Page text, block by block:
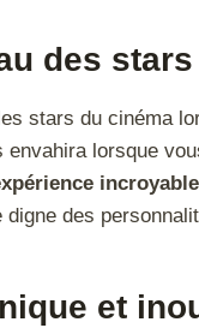
des stars
stars du cinéma
envahira lorsque
des
et